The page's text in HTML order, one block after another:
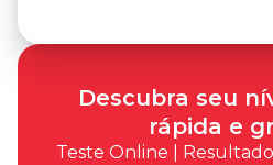
Descubra seu
rápida e
Teste Online |